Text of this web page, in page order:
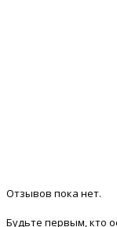
Отзывов пока нет.
Будьте первым, кто